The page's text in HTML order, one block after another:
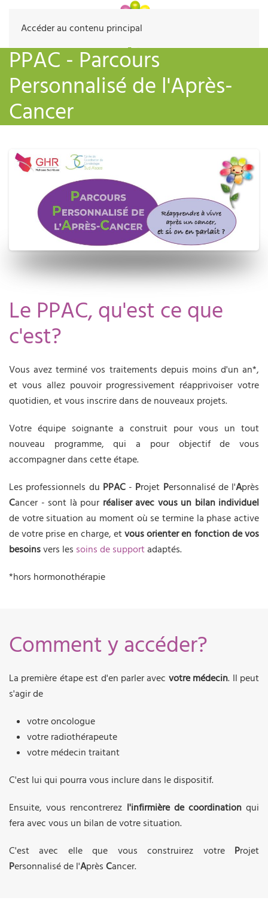
Accéder au contenu principal
PPAC - Parcours
Personnalisé de l'Après-
Cancer
Le PPAC, qu'est ce que
c'est?
Vous avez terminé vos traitements depuis moins d'un an*,
et vous allez pouvoir progressivement réapprivoiser votre
quotidien, et vous inscrire dans de nouveaux projets.
Votre équipe soignante a construit pour vous un tout
nouveau programme, qui a pour objectif de vous
accompagner dans cette étape.
Les professionnels du PPAC- Projet Personnalisé de l'Après
Cancer - sont là pour réaliser avec vous un bilan individuel
de votre situation au moment où se termine la phase active
de votre prise en charge, etvous orienter en fonction de vos
besoinsvers les soins de supportadaptés.
*hors hormonothérapie
Comment y accéder?
La première étape est d'en parler avec votre médecin. Il peut
s'agir de
votre oncologue
votre radiothérapeute
votre médecin traitant
C'est lui qui pourra vous inclure dans le dispositif.
Ensuite, vous rencontrerez l'infirmière de coordinationqui
fera avec vous un bilan de votre situation.
C'est avec elle que vous construirez votre Projet
Personnalisé de l'Après Cancer.